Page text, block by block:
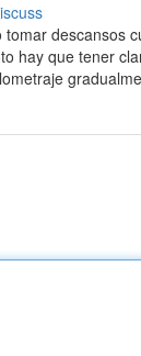
hay que tener